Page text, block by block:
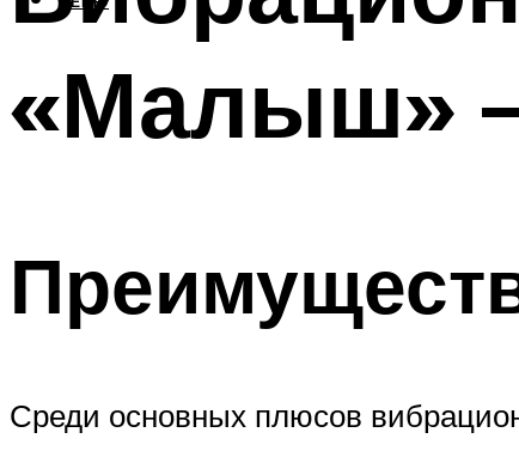
«Малыш»
Среди основных плюсов